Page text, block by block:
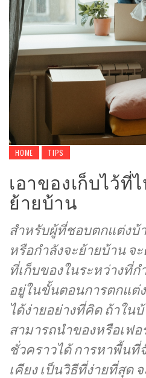
HOME TIPS
เอาของเก็บไว้ที่
ย้ายบ้าน
สำหรับผู้ที่ชอบตกแต่งบ้
หรือกำลังจะย้ายบ้าน จ
ที่เก็บของในระหว่างที่
อยู่ในขั้นตอนการตกแต่
ได้ง่ายอย่างที่คิด ถ้าใน
สามารถนำของหรือเฟอ
ชั่วคราวได้ การหาพื้นที่
เคียง เป็นวิธีที่ง่ายที่สุด